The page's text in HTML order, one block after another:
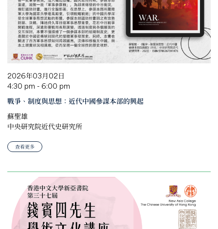
2026年03月02日
4:30 pm - 6:00 pm
戰爭、制度與思想：近代中國參謀本部的興起
蘇聖雄
中央研究院近代史研究所
查看更多